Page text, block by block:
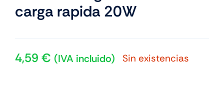
carga rapida 20W
4,59 € (IVA incluido) Sin existencias